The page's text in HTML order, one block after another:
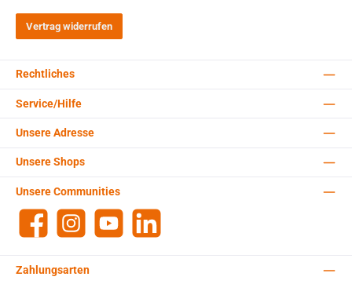
Vertrag widerrufen
Rechtliches
Service/Hilfe
Zahlungsarten
Unsere Adresse
Unsere Communities
Facebook Instagram YouTube
Unsere Shops